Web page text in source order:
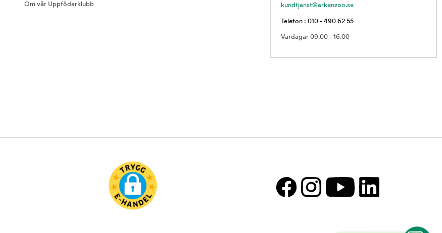
Om vår Uppfödarklubb kundtjanst@arkenzoo.se
Telefon : 010 - 490 62 55
Vardagar 09.00 - 16.00